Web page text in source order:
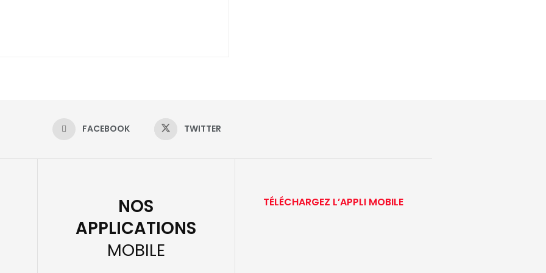
FACEBOOK TWITTER
NOS
APPLICATIONS
MOBILE
TÉLÉCHARGEZ L’APPLI MOBILE